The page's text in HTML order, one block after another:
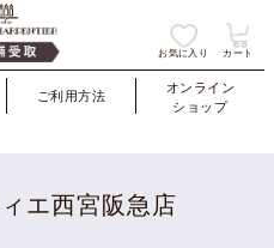
お気に入り カート
ご利用方法
オンライン
ショップ
エ西宮阪急店